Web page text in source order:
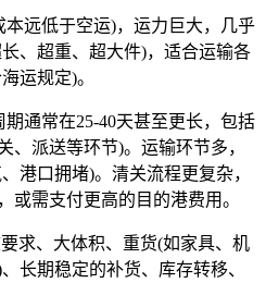
远低于空运)，运力巨大，几乎
、超重、超大件)，适合运输各
运规定)。
通常在25-40天甚至更长，包括
、派送等环节)。运输环节多，
港口拥堵)。清关流程更复杂，
或需支付更高的目的港费用。
求、大体积、重货(如家具、机
长期稳定的补货、库存转移、